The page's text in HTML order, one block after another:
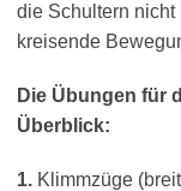
die Schultern
kreisende
Die Übungen für
Überblick:
1. Klimmzüge